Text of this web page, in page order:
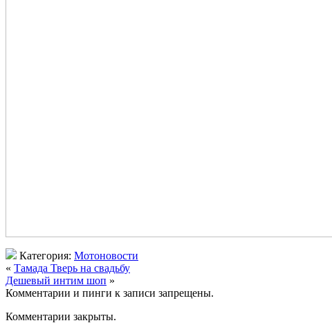
Категория: Мотоновости
« Тамада Тверь на свадьбу
Дешевый интим шоп »
Комментарии и пинги к записи запрещены.
Комментарии закрыты.